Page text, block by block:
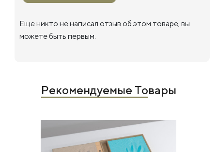
Еще никто не написал отзыв об этом товаре, вы
можете быть первым.
Рекомендуемые Товары